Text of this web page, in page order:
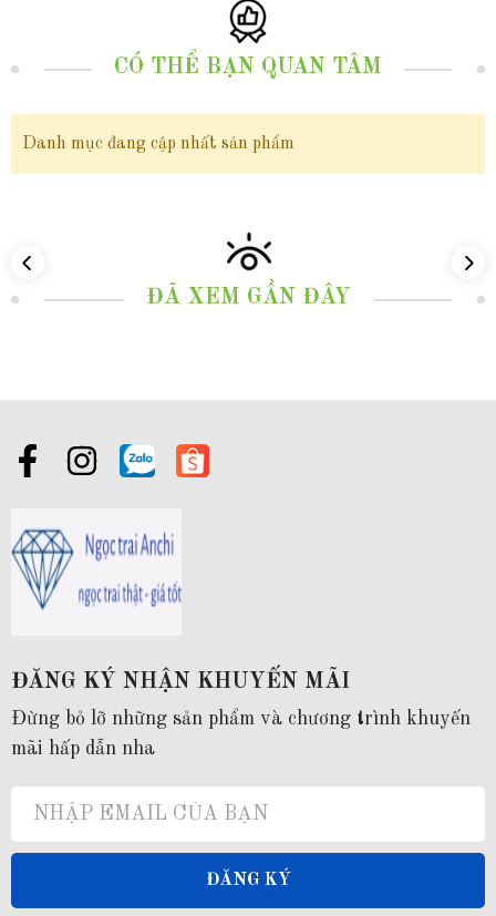
Bông tai ngọc trai tòn ten đẹp cho nữ, bông tai móc câu bạc đính ngọc trai
thật sang trọng mã K45TT78, với thiết kế kiểu bông tai tòn ten chốt hình
móc câu cùng với sự lấp lánh nhẹ nhàng của viên ngọc trai thật mang lại
nhiều mẫu trang phục khác nhau như trang phục trang phục hàng
ngày, công sở hay trang phục dự tiệc... là lựa chọn hoàn hảo tạo ra một
thân yêu như một lời chúc, lời mong cầu bình an, sức khỏe đến những
-------------------------------------------------------
Mã sản phẩm: K45TT78
Khung bông tai bằng bạc ta nguyên chất S99
CÓ THỂ BẠN QUAN TÂM
Danh mục đang cập nhất sản phẩm
ĐÃ XEM GẦN ĐÂY
ĐĂNG KÝ NHẬN KHUYẾN MÃI
Đừng bỏ lỡ những sản phẩm và chương trình khuyến
mãi hấp dẫn nha
ĐĂNG KÝ